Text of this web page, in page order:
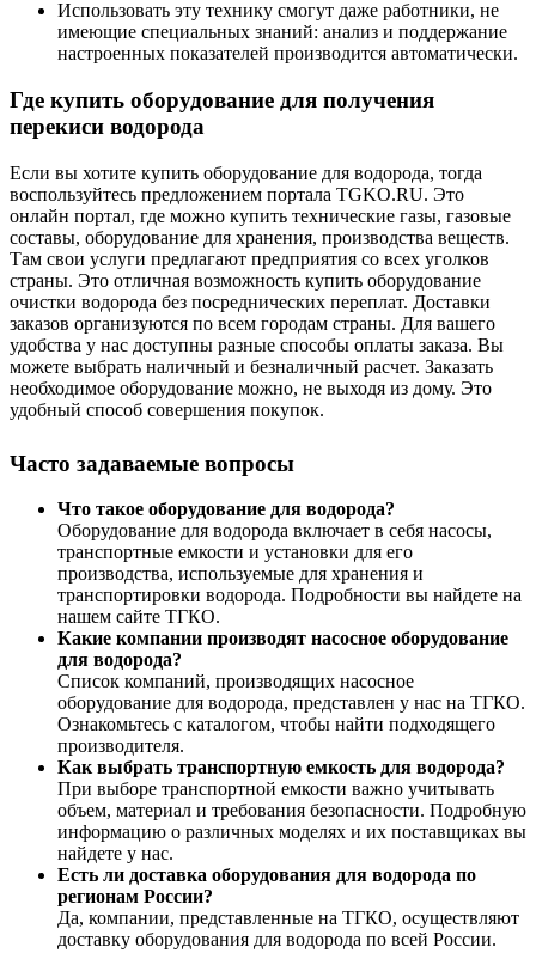
Использовать эту технику смогут даже работники, не
имеющие специальных знаний: анализ и поддержание
настроенных показателей производится автоматически.
Где купить оборудование для получения
перекиси водорода
Если вы хотите купить оборудование для водорода, тогда
воспользуйтесь предложением портала TGKO.RU. Это
онлайн портал, где можно купить технические газы, газовые
составы, оборудование для хранения, производства веществ.
Там свои услуги предлагают предприятия со всех уголков
страны. Это отличная возможность купить оборудование
очистки водорода без посреднических переплат. Доставки
заказов организуются по всем городам страны. Для вашего
удобства у нас доступны разные способы оплаты заказа. Вы
можете выбрать наличный и безналичный расчет. Заказать
необходимое оборудование можно, не выходя из дому. Это
удобный способ совершения покупок.
Часто задаваемые вопросы
Что такое оборудование для водорода?
Оборудование для водорода включает в себя насосы,
транспортные емкости и установки для его
производства, используемые для хранения и
транспортировки водорода. Подробности вы найдете на
нашем сайте ТГКО.
Какие компании производят насосное оборудование
для водорода?
Список компаний, производящих насосное
оборудование для водорода, представлен у нас на ТГКО.
Ознакомьтесь с каталогом, чтобы найти подходящего
производителя.
Как выбрать транспортную емкость для водорода?
При выборе транспортной емкости важно учитывать
объем, материал и требования безопасности. Подробную
информацию о различных моделях и их поставщиках вы
найдете у нас.
Есть ли доставка оборудования для водорода по
регионам России?
Да, компании, представленные на ТГКО, осуществляют
доставку оборудования для водорода по всей России.